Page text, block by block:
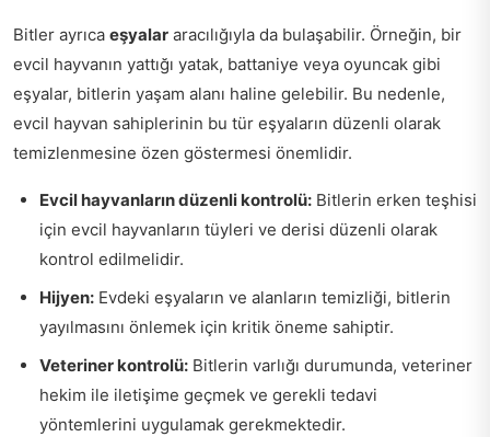
Bitler ayrıca eşyalar aracılığıyla da bulaşabilir. Örneğin, bir
evcil hayvanın yattığı yatak, battaniye veya oyuncak gibi
eşyalar, bitlerin yaşam alanı haline gelebilir. Bu nedenle,
evcil hayvan sahiplerinin bu tür eşyaların düzenli olarak
temizlenmesine özen göstermesi önemlidir.
Evcil hayvanların düzenli kontrolü: Bitlerin erken teşhisi
için evcil hayvanların tüyleri ve derisi düzenli olarak
kontrol edilmelidir.
Hijyen: Evdeki eşyaların ve alanların temizliği, bitlerin
yayılmasını önlemek için kritik öneme sahiptir.
Veteriner kontrolü: Bitlerin varlığı durumunda, veteriner
hekim ile iletişime geçmek ve gerekli tedavi
yöntemlerini uygulamak gerekmektedir.